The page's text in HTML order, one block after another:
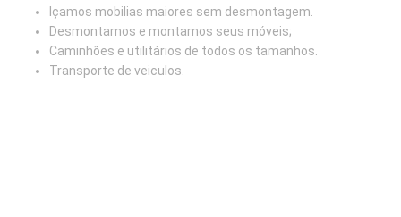
Içamos mobilias maiores sem desmontagem.
Desmontamos e montamos seus móveis;
Caminhões e utilitários de todos os tamanhos.
Transporte de veiculos.